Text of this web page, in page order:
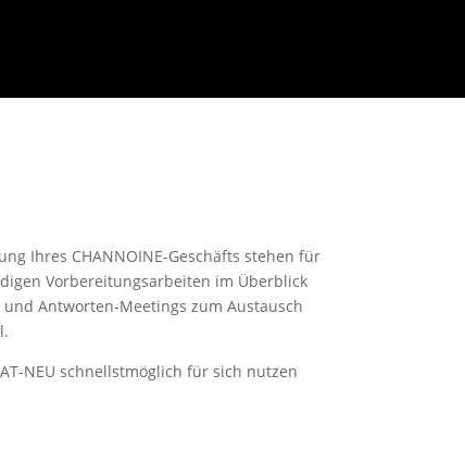
Ihres CHANNOINE-Geschäfts stehen für
Vorbereitungsarbeiten im Überblick
Antworten-Meetings zum Austausch
NEU schnellstmöglich für sich nutzen